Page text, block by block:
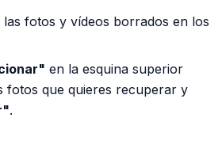
las fotos y vídeos borrados en los
en la esquina superior
fotos que quieres recuperar y
.